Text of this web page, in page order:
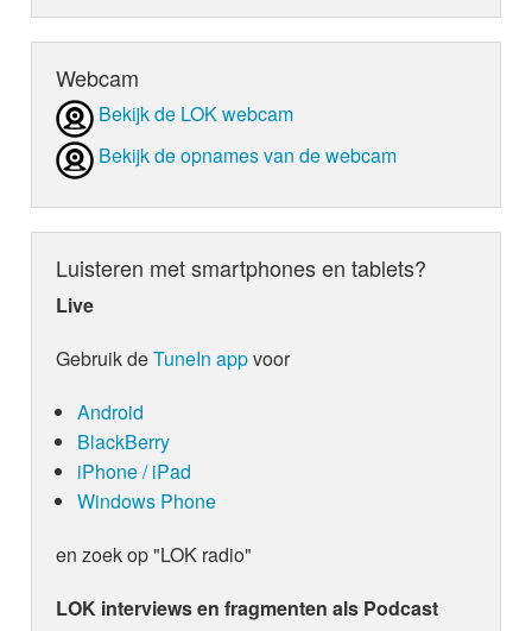
Webcam
Bekijk de LOK webcam
Bekijk de opnames van de webcam
Luisteren met smartphones en tablets?
Live
Gebruik deTuneIn appvoor
Android
BlackBerry
iPhone / iPad
Windows Phone
en zoek op "LOK radio"
LOK interviews en fragmenten als Podcast